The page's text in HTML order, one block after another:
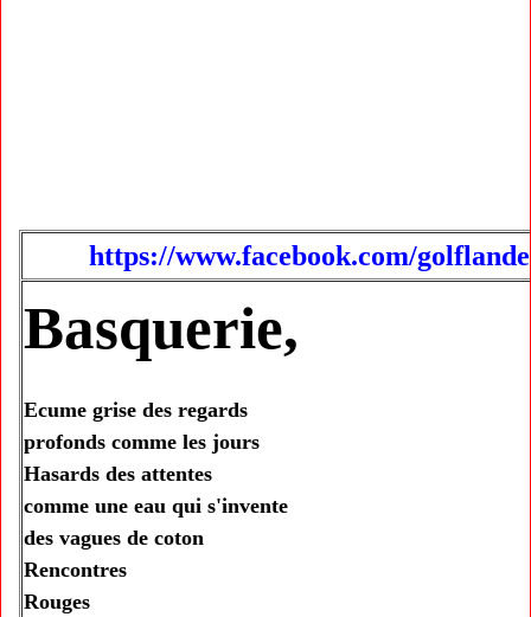
https://www.facebook.com/
Basquerie,
Ecume grise des regards
profonds comme les jours
Hasards des attentes
comme une eau qui s'invente
des vagues de coton
Rencontres
Rouges